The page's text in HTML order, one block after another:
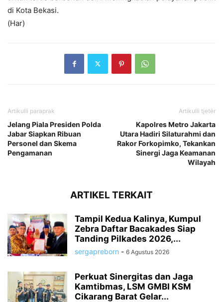
di Kota Bekasi.
(Har)
Artikulli paraprak
Jelang Piala Presiden Polda
Jabar Siapkan Ribuan
Personel dan Skema
Pengamanan
Artikulli tjetër
Kapolres Metro Jakarta
Utara Hadiri Silaturahmi dan
Rakor Forkopimko, Tekankan
Sinergi Jaga Keamanan
Wilayah
ARTIKEL TERKAIT
Tampil Kedua Kalinya, Kumpul
Zebra Daftar Bacakades Siap
Tanding Pilkades 2026,...
sergapreborn - 6 Agustus 2026
Perkuat Sinergitas dan Jaga
Kamtibmas, LSM GMBI KSM
Cikarang Barat Gelar...